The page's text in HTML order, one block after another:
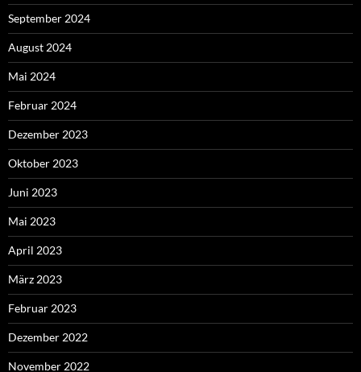
September 2024
August 2024
Mai 2024
Februar 2024
Dezember 2023
Oktober 2023
Juni 2023
Mai 2023
April 2023
März 2023
Februar 2023
Dezember 2022
November 2022